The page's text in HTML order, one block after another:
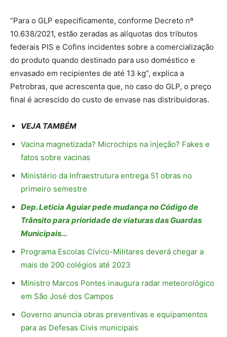
“Para o GLP especificamente, conforme Decreto nº
10.638/2021, estão zeradas as alíquotas dos tributos
federais PIS e Cofins incidentes sobre a comercialização
do produto quando destinado para uso doméstico e
envasado em recipientes de até 13 kg”, explica a
Petrobras, que acrescenta que, no caso do GLP, o preço
final é acrescido do custo de envase nas distribuidoras.
VEJA TAMBÉM
Vacina magnetizada? Microchips na injeção? Fakes e
fatos sobre vacinas
Ministério da Infraestrutura entrega 51 obras no
primeiro semestre
Dep. Leticia Aguiar pede mudança no Código de
Trânsito para prioridade de viaturas das Guardas
Municipais…
Programa Escolas Cívico-Militares deverá chegar a
mais de 200 colégios até 2023
Ministro Marcos Pontes inaugura radar meteorológico
em São José dos Campos
Governo anuncia obras preventivas e equipamentos
para as Defesas Civis municipais